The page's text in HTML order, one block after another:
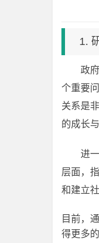
1.
政
个重要
关系是
的成长
进
层面，
和建立
目前，
得更多